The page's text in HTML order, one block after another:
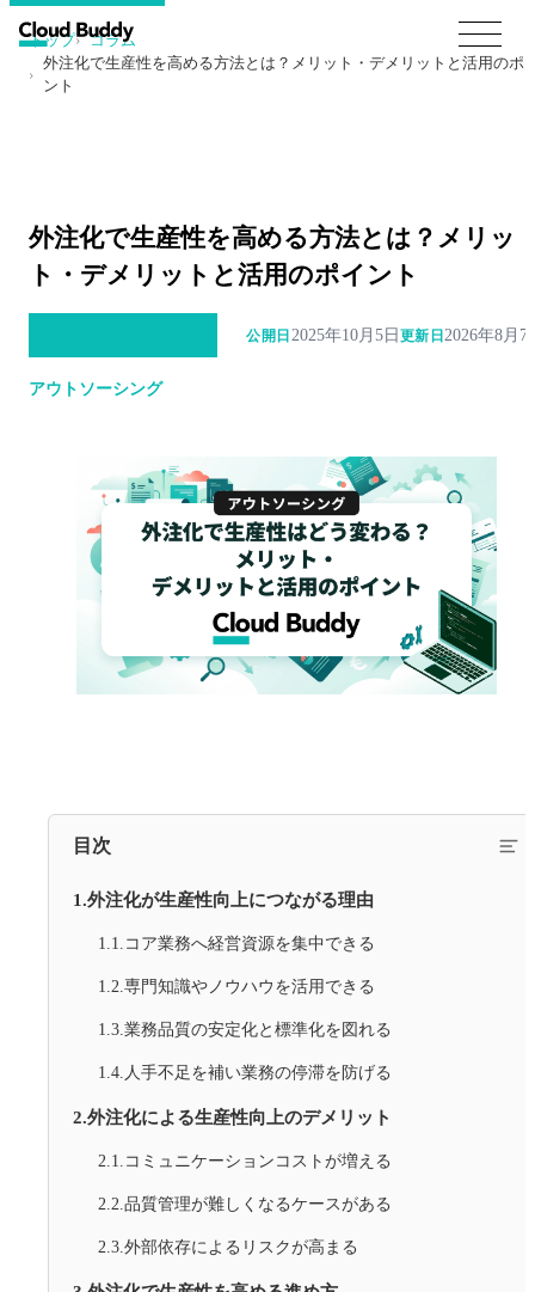
トップ
コラム
外注化で生産性を高める方法とは？メリット・デメリットと活用のポ
ント
外注化で生産性を高める方法とは？メリッ
ト・デメリットと活用のポイント
公開日 2025年10月5日 更新日 2026年8月7
アウトソーシング
目次
1.外注化が生産性向上につながる理由
1.1.コア業務へ経営資源を集中できる
1.2.専門知識やノウハウを活用できる
1.3.業務品質の安定化と標準化を図れる
1.4.人手不足を補い業務の停滞を防げる
2.外注化による生産性向上のデメリット
2.1.コミュニケーションコストが増える
2.2.品質管理が難しくなるケースがある
2.3.外部依存によるリスクが高まる